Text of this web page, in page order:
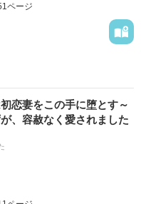
ページ
恋妻をこの手に堕とす～
、容赦なく愛されました